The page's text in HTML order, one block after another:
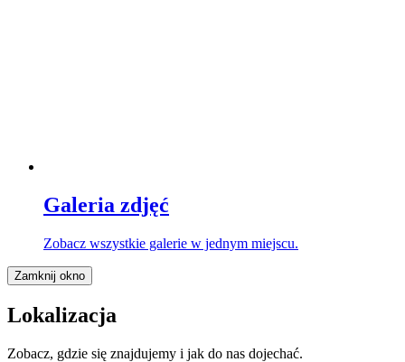
Galeria zdjęć
Zobacz wszystkie galerie w jednym miejscu.
Zamknij okno
Lokalizacja
Zobacz, gdzie się znajdujemy i jak do nas dojechać.